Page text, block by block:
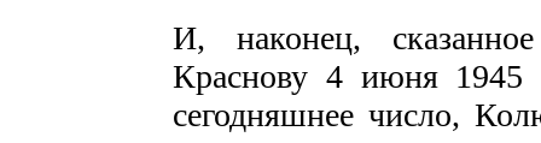
И, наконец,
Краснову 4 июня 1945
сегодняшнее число,